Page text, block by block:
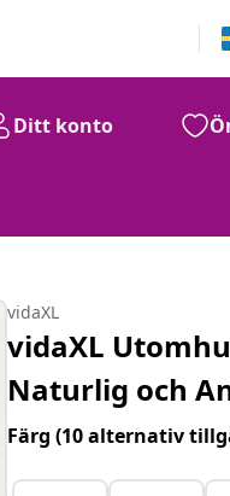
Ditt konto
vidaXL
vidaXL
Naturlig och
Färg(10 alternativ